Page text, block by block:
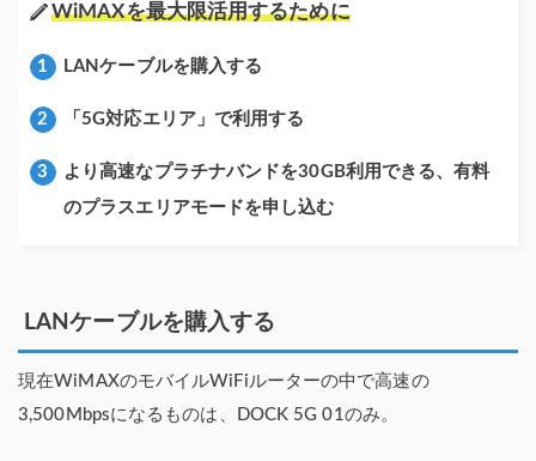
WiMAXを最大限活用するために
LANケーブルを購入する
「5G対応エリア」で利用する
より高速なプラチナバンドを30GB利用できる、有料
のプラスエリアモードを申し込む
LANケーブルを購入する
現在WiMAXのモバイルWiFiルーターの中で高速の
3,500Mbpsになるものは、DOCK 5G 01のみ。